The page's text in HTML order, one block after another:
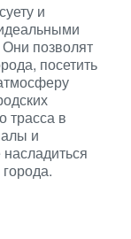
и
позволят
посетить
трасса в
и